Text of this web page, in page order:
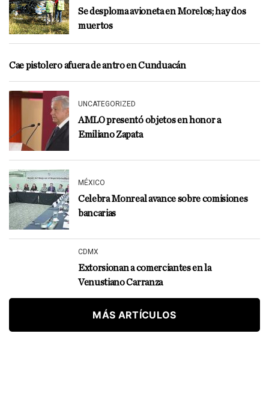
Se desploma avioneta en Morelos; hay dos
muertos
Cae pistolero afuera de antro en Cunduacán
UNCATEGORIZED
AMLO presentó objetos en honor a
Emiliano Zapata
MÉXICO
Celebra Monreal avance sobre comisiones
bancarias
CDMX
Extorsionan a comerciantes en la
Venustiano Carranza
MÁS ARTÍCULOS